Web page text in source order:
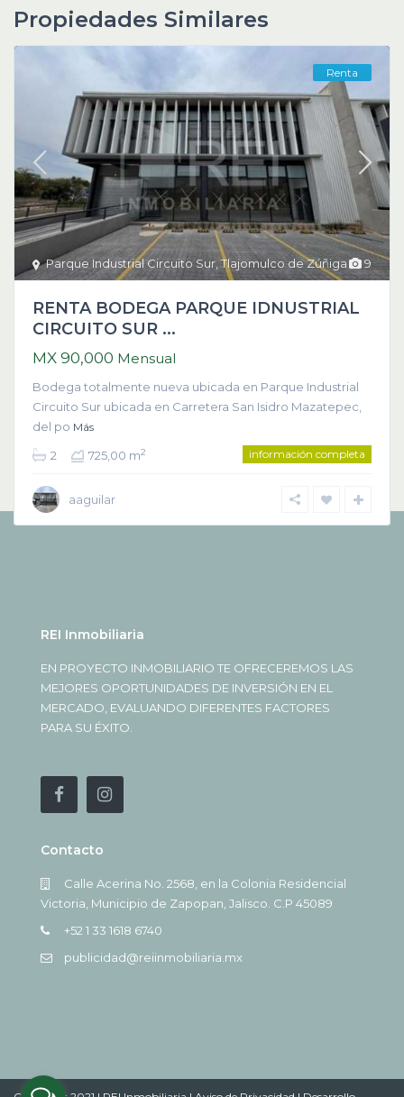
Propiedades Similares
9
Parque Industrial Circuito Sur ,Tlajomulco de Zúñiga
Renta
RENTA BODEGA PARQUE IDNUSTRIAL
CIRCUITO SUR ...
MX 90,000 Mensual
Bodega totalmente nueva ubicada en Parque Industrial
Circuito Sur ubicada en Carretera San Isidro Mazatepec,
del po Más
2 725,00 m2 información completa
aaguilar
REI Inmobiliaria
EN PROYECTO INMOBILIARIO TE OFRECEREMOS LAS
MEJORES OPORTUNIDADES DE INVERSIÓN EN EL
MERCADO, EVALUANDO DIFERENTES FACTORES
PARA SU ÉXITO.
Contacto
Calle Acerina No. 2568, en la Colonia Residencial
Victoria, Municipio de Zapopan, Jalisco. C.P 45089
+52 1 33 1618 6740
publicidad@reiinmobiliaria.mx